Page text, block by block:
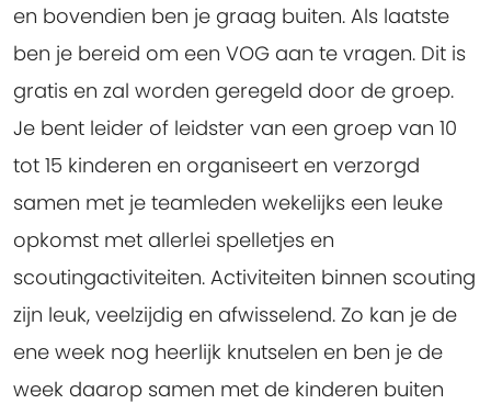
en bovendien ben je graag buiten. Als laatste
ben je bereid om een VOG aan te vragen. Dit is
gratis en zal worden geregeld door de groep.
Je bent leider of leidster van een groep van 10
tot 15 kinderen en organiseert en verzorgd
samen met je teamleden wekelijks een leuke
opkomst met allerlei spelletjes en
scoutingactiviteiten. Activiteiten binnen scouting
zijn leuk, veelzijdig en afwisselend. Zo kan je de
ene week nog heerlijk knutselen en ben je de
week daarop samen met de kinderen buiten